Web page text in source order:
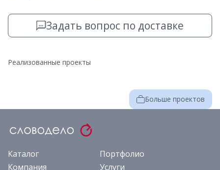
Задать вопрос по доставке
Реализованные проекты
Больше проектов
Каталог
Портфолио
Компания
Услуги